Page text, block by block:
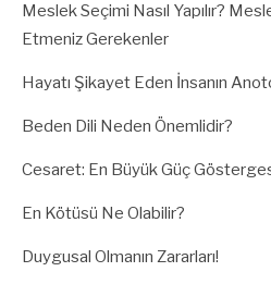
Meslek Seçimi Nasıl Yapılır?
Etmeniz Gerekenler
Hayatı Şikayet Eden İnsanın
Beden Dili Neden Önemlidir?
Cesaret: En Büyük Güç
En Kötüsü Ne Olabilir?
Duygusal Olmanın Zararları!